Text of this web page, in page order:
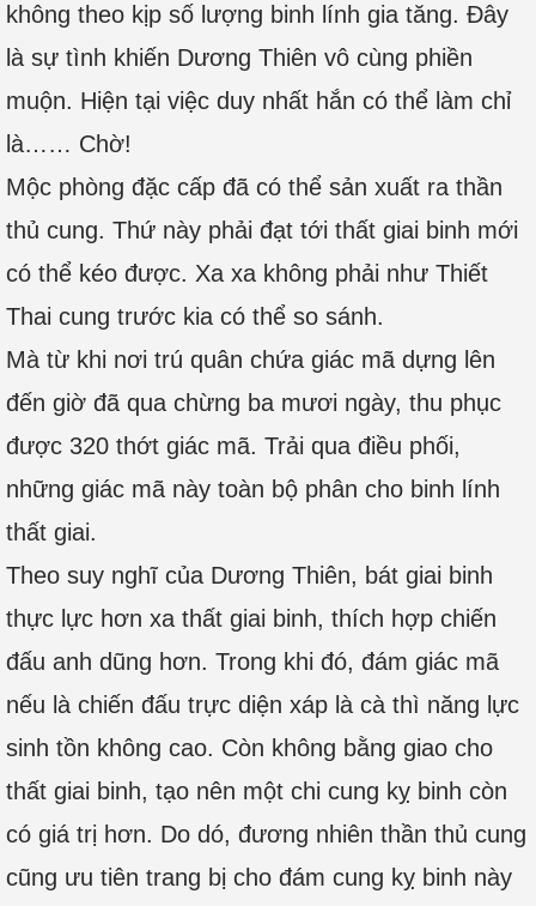
không theo kịp số lượng binh lính gia tăng. Đây
là sự tình khiến Dương Thiên vô cùng phiền
muộn. Hiện tại việc duy nhất hắn có thể làm chỉ
là…… Chờ!
Mộc phòng đặc cấp đã có thể sản xuất ra thần
thủ cung. Thứ này phải đạt tới thất giai binh mới
có thể kéo được. Xa xa không phải như Thiết
Thai cung trước kia có thể so sánh.
Mà từ khi nơi trú quân chứa giác mã dựng lên
đến giờ đã qua chừng ba mươi ngày, thu phục
được 320 thớt giác mã. Trải qua điều phối,
những giác mã này toàn bộ phân cho binh lính
thất giai.
Theo suy nghĩ của Dương Thiên, bát giai binh
thực lực hơn xa thất giai binh, thích hợp chiến
đấu anh dũng hơn. Trong khi đó, đám giác mã
nếu là chiến đấu trực diện xáp là cà thì năng lực
sinh tồn không cao. Còn không bằng giao cho
thất giai binh, tạo nên một chi cung kỵ binh còn
có giá trị hơn. Do dó, đương nhiên thần thủ cung
cũng ưu tiên trang bị cho đám cung kỵ binh này